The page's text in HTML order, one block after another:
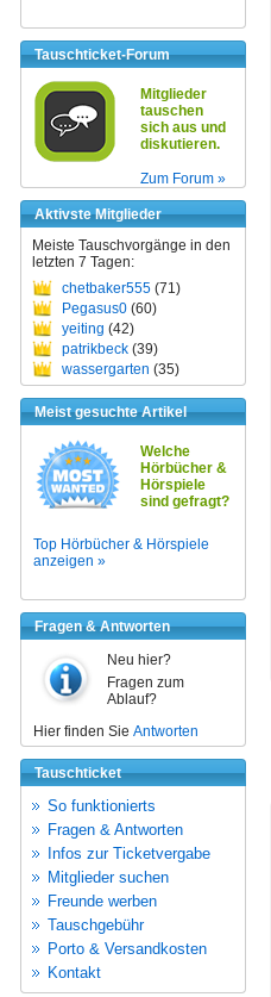
Tauschticket-Forum
Mitglieder
tauschen
sich aus und
diskutieren.
Zum Forum »
Aktivste Mitglieder
Meiste Tauschvorgänge in den
letzten 7 Tagen:
chetbaker555 (71)
Pegasus0 (60)
yeiting (42)
patrikbeck (39)
wassergarten (35)
Meist gesuchte Artikel
Welche
Hörbücher &
Hörspiele
sind gefragt?
Top Hörbücher & Hörspiele
anzeigen »
Fragen & Antworten
Neu hier?
Fragen zum
Ablauf?
Hier finden Sie Antworten
Tauschticket
So funktionierts
Fragen & Antworten
Infos zur Ticketvergabe
Mitglieder suchen
Freunde werben
Tauschgebühr
Porto & Versandkosten
Kontakt